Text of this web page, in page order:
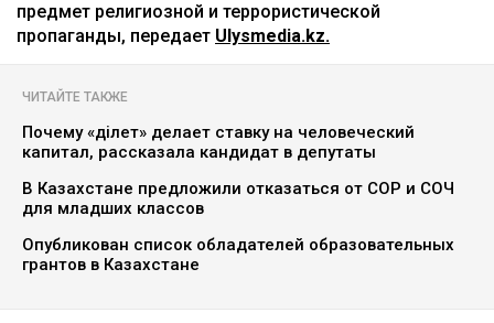
предмет религиозной и террористической
пропаганды, передает Ulysmedia.kz.
ЧИТАЙТЕ ТАКЖЕ
Почему «Әділет» делает ставку на человеческий
капитал, рассказала кандидат в депутаты
В Казахстане предложили отказаться от СОР и СОЧ
для младших классов
Опубликован список обладателей образовательных
грантов в Казахстане